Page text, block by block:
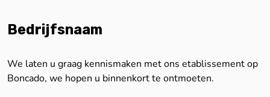
Bedrijfsnaam
We laten u graag kennismaken met ons etablissement op
Boncado, we hopen u binnenkort te ontmoeten.